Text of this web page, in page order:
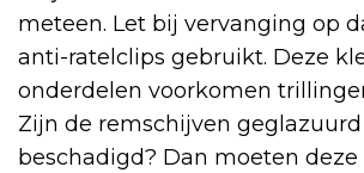
meteen. Let bij vervanging op
anti-ratelclips gebruikt. Deze
onderdelen voorkomen
Zijn de remschijven
beschadigd? Dan moeten